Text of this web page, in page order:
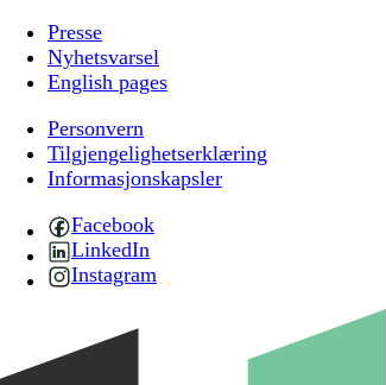
Presse
Nyhetsvarsel
English pages
Personvern
Tilgjengelighetserklæring
Informasjonskapsler
Facebook
LinkedIn
Instagram